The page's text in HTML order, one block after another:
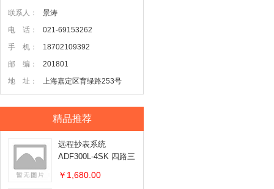
联系人：
景涛
电 话：
021-69153262
手 机：
18702109392
邮 编：
201801
地 址：
上海嘉定区育绿路253号
精品推荐
远程抄表系统
ADF300L-4SK 四路三
￥1,680.00